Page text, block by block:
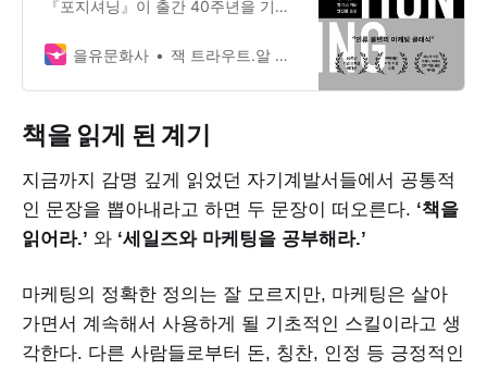
『포지셔닝』이 출간 40주년을 기념
의 광고 전문가 잭 트라우트와 마케팅
재 고객의 마인드에 ’포지션…
을유문화사 잭 트라우트.알 리스 지음, 안진환 옮김
책을 읽게 된 계기
지금까지 감명 깊게 읽었던 자기계발서들에서 공통적
인 문장을 뽑아내라고 하면 두 문장이 떠오른다. ‘책을
읽어라.’ 와 ‘세일즈와 마케팅을 공부해라.’
마케팅의 정확한 정의는 잘 모르지만, 마케팅은 살아
가면서 계속해서 사용하게 될 기초적인 스킬이라고 생
각한다. 다른 사람들로부터 돈, 칭찬, 인정 등 긍정적인